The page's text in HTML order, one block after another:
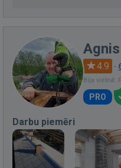
4.9 ·
Bija vietnē:
PRO
Darbu piemēri